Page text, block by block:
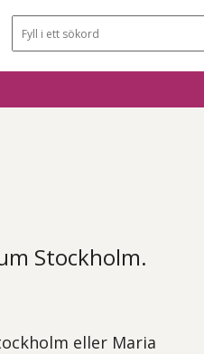
Sökfält
Stockholm.
eller Maria